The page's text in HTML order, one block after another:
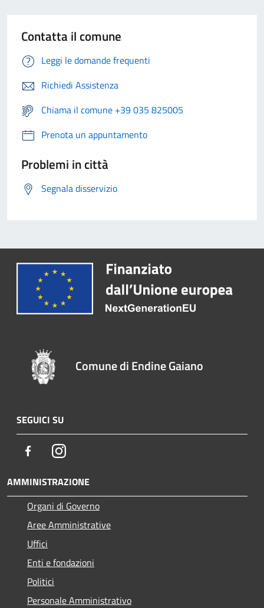
Contatta il comune
Leggi le domande frequenti
Richiedi Assistenza
Chiama il comune +39 035 825005
Prenota un appuntamento
Problemi in città
Segnala disservizio
Comune di Endine Gaiano
SEGUICI SU
FacebookInstagram
AMMINISTRAZIONE
Organi di Governo
Aree Amministrative
Uffici
Enti e fondazioni
Politici
Personale Amministrativo